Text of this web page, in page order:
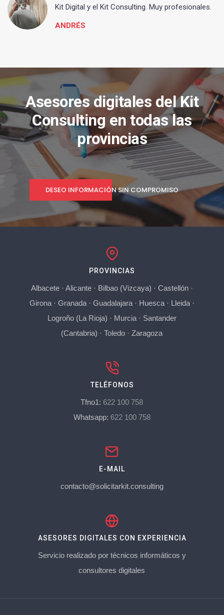
Kit Digital y el Kit Consulting. Muy profesionales.
ANDRÉS
Asesores digitales del Kit
Consulting en todas las
provincias
DESEO INFORMACIÓN SIN COMPROMISO
PROVINCIAS
Albacete· Alicante· Bilbao (Vizcaya) · Castellón·
Girona· Granada· Guadalajara· Huesca· Lleida·
Logroño (La Rioja) · Murcia· Santander
(Cantabria) ·Toledo ·Zaragoza
TELÉFONOS
Tfno1: 622 100 758
Whatsapp: 622 100 758
E-MAIL
contacto@solicitarkit.consulting
ASESORES DIGITALES CON EXPERIENCIA
Servicio realizado por técnicos informáticos y
consultores digitales